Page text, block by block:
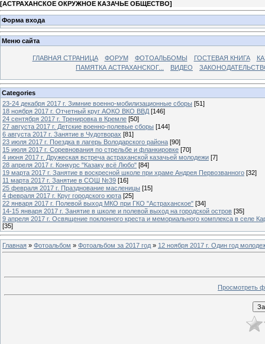
[АСТРАХАНСКОЕ ОКРУЖНОЕ КАЗАЧЬЕ ОБЩЕСТВО]
Форма входа
Меню сайта
ГЛАВНАЯ СТРАНИЦА ФОРУМ ФОТОАЛЬБОМЫ ГОСТЕВАЯ КНИГА
ПАМЯТКА АСТРАХАНСКОГ...
ВИДЕО
Categories
23-24 декабря 2017 г. Зимние военно-мобилизационные сборы [51]
18 ноября 2017 г. Отчетный круг АОКО ВКО ВВД [146]
24 сентября 2017 г. Тренировка в Кремле [50]
27 августа 2017 г. Детские военно-полевые сборы [144]
6 августа 2017 г. Занятие в Чудотворах [81]
23 июля 2017 г. Поездка в лагерь Володарского района [90]
15 июля 2017 г. Соревнования по стрельбе и фланкировке [70]
4 июня 2017 г. Дружеская встреча астраханской казачьей молодежи [7]
28 апреля 2017 г. Конкурс "Казаку всё Любо" [84]
19 марта 2017 г. Занятие в воскресной школе при храме Андрея Первозванного [32]
11 марта 2017 г. Занятие в СОШ №39 [16]
25 февраля 2017 г. Празднование масленицы [15]
4 февраля 2017 г. Круг городского юрта [25]
22 января 2017 г. Полевой выход МКО при ГКО "Астраханское" [34]
14-15 января 2017 г. Занятие в школе и полевой выход на городской остров [35]
9 апреля 2017 г. Освящение поклонного креста и мемориального комплекса в селе
[35]
Главная » Фотоальбом » Фотоальбом за 2017 год » 12 ноября 2017 г. Один год
Просмотреть